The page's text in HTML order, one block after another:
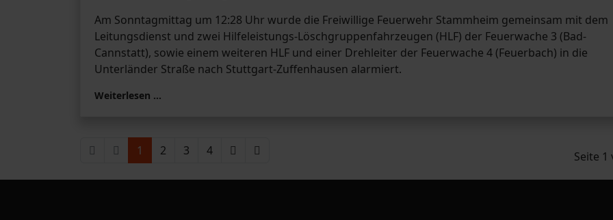
Am Sonntagmittag um 12:28 Uhr wurde die Freiwillige Feuerwehr Stammheim gemeinsam mit dem
Leitungsdienst und zwei Hilfeleistungs-Löschgruppenfahrzeugen (HLF) der Feuerwache 3 (Bad-
Cannstatt), sowie einem weiteren HLF und einer Drehleiter der Feuerwache 4 (Feuerbach) in die
Unterländer Straße nach Stuttgart-Zuffenhausen alarmiert.
Weiterlesen …
Seite 1
1 2 3 4